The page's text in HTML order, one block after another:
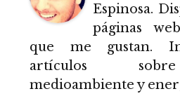
Espinosa.
páginas
que me gustan.
artículos
medioambiente y